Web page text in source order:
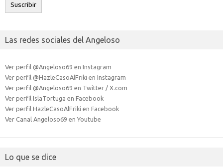
Suscribir
Las redes sociales del Angeloso
Ver perfil @Angeloso69 en Instagram
Ver perfil @HazleCasoAlFriki en Instagram
Ver perfil @Angeloso69 en Twitter / X.com
Ver perfil IslaTortuga en Facebook
Ver perfil HazleCasoAlFriki en Facebook
Ver Canal Angeloso69 en Youtube
Lo que se dice